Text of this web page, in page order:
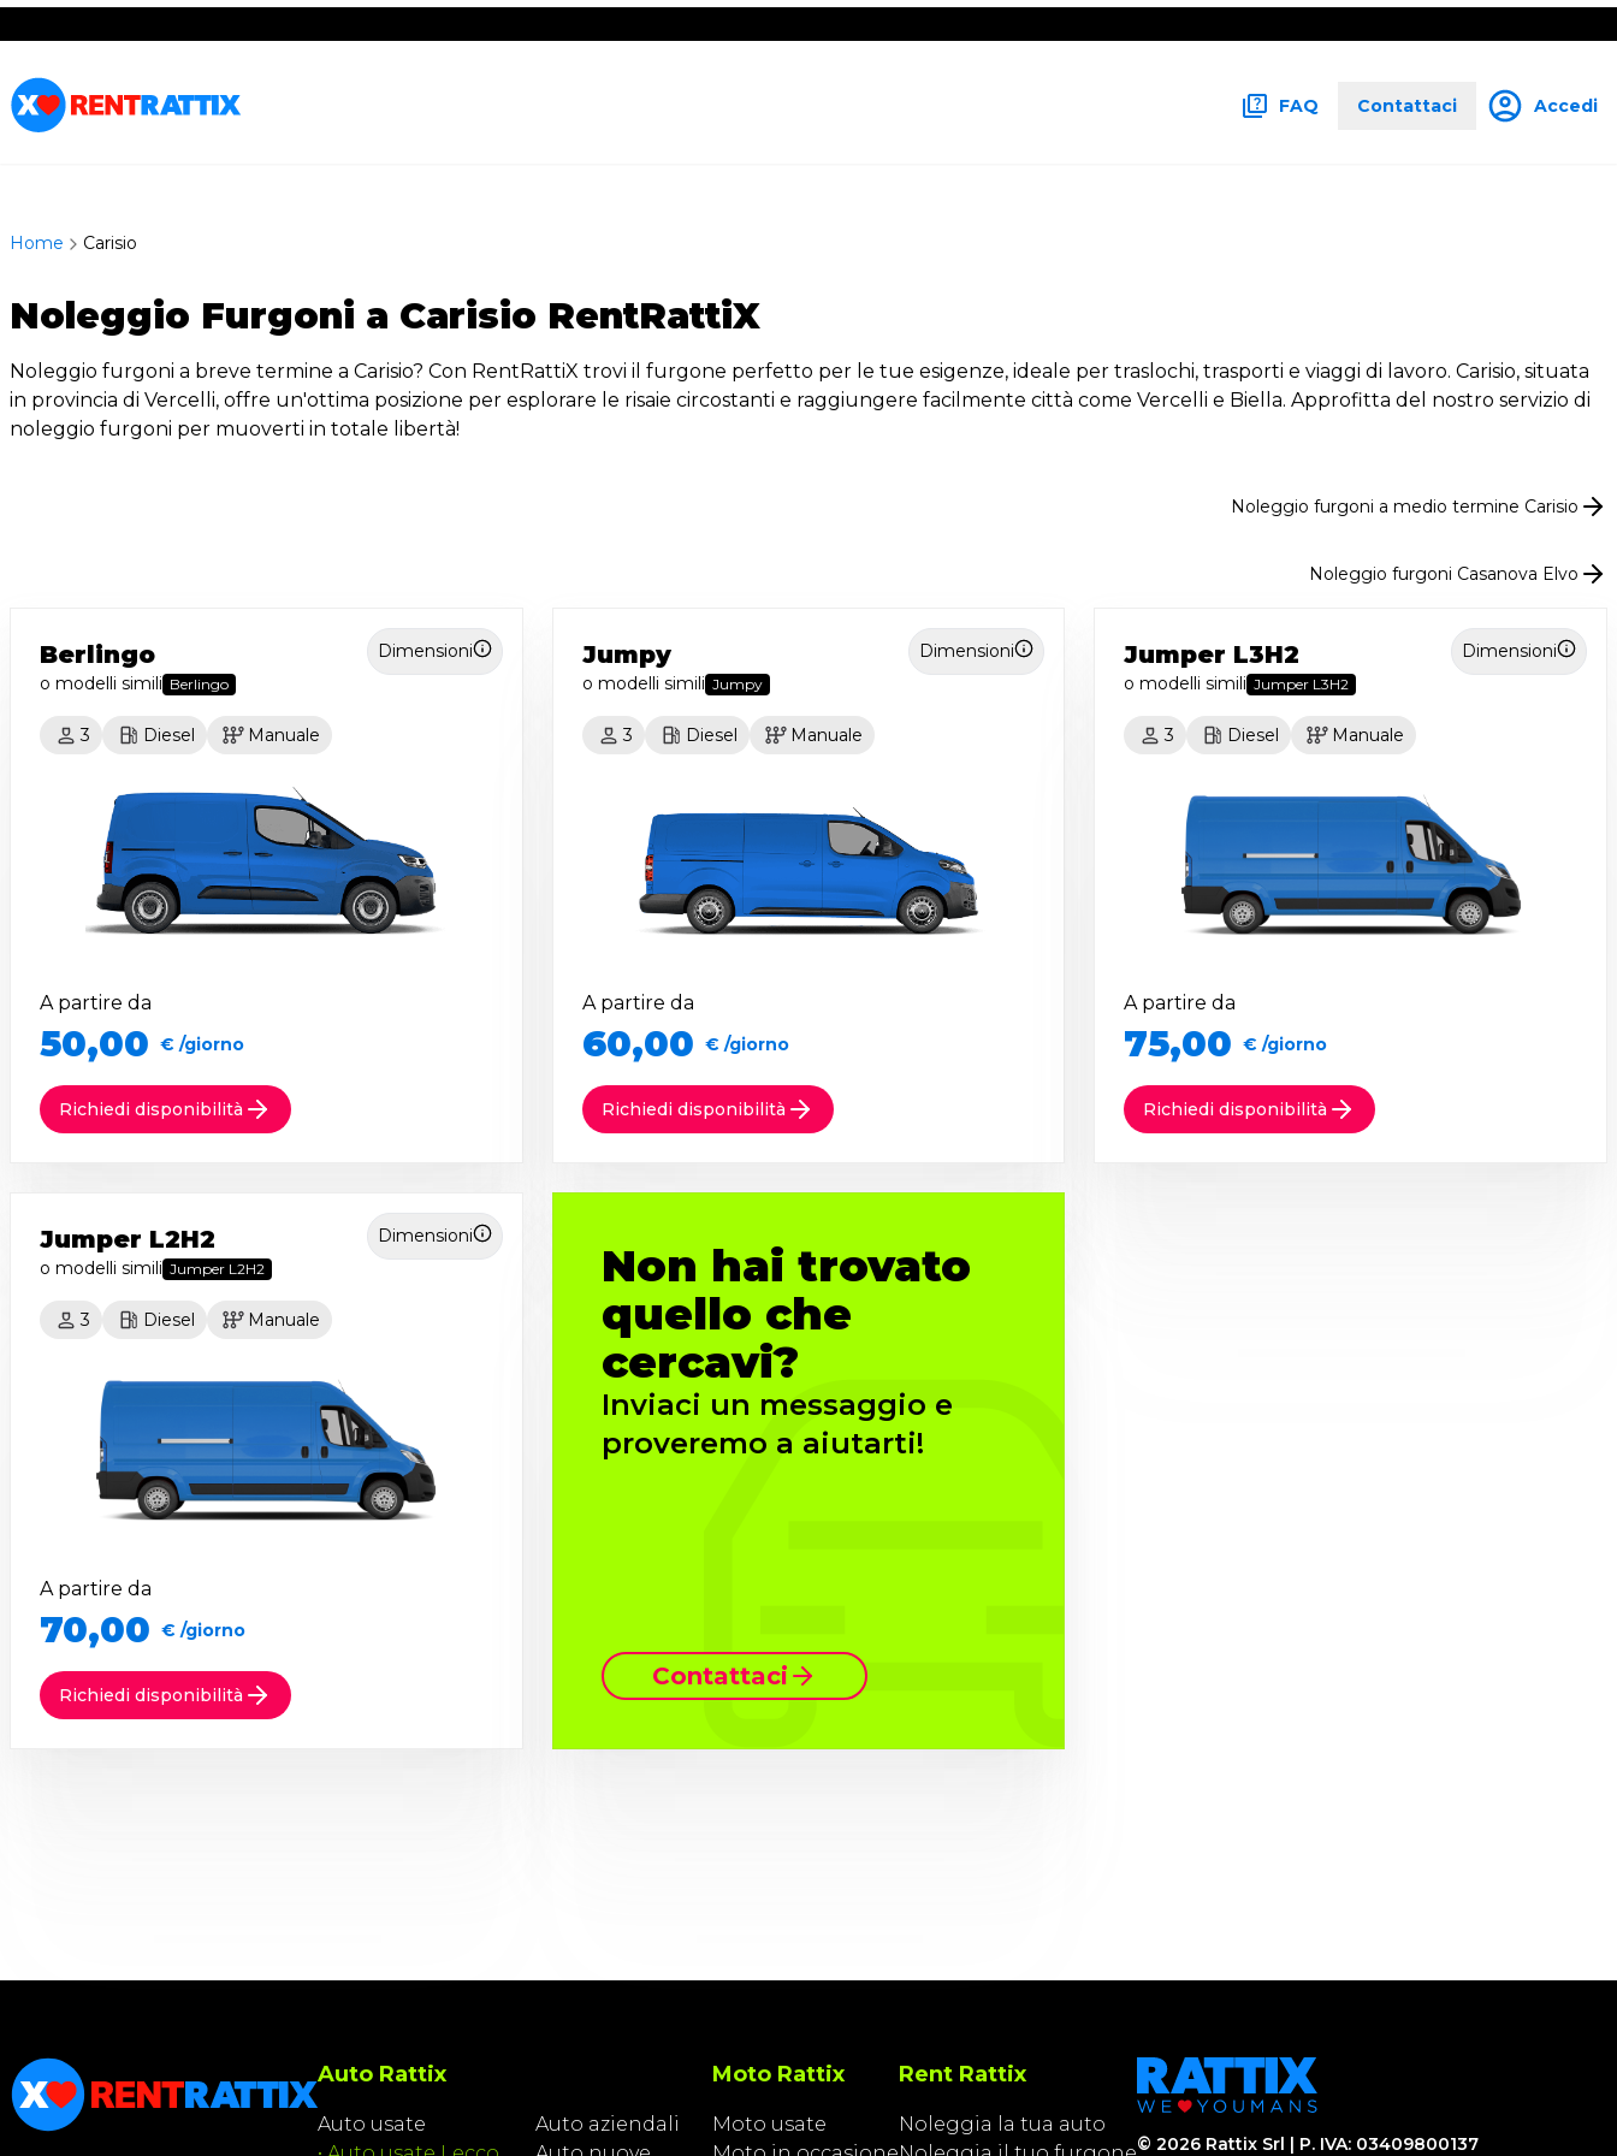
RentRattix
FAQ Contattaci Accedi
Home Carisio
Noleggio Furgoni a Carisio RentRattiX
Noleggio furgoni a breve termine a Carisio? Con RentRattiX trovi il furgone perfetto per le tue esigenze, ideale per traslochi, trasporti e viaggi di lavoro. Carisio, situata
in provincia di Vercelli, offre un'ottima posizione per esplorare le risaie circostanti e raggiungere facilmente città come Vercelli e Biella. Approfitta del nostro servizio di
noleggio furgoni per muoverti in totale libertà!
Noleggio furgoni a medio termine Carisio
Noleggio furgoni Casanova Elvo
Dimensioni
Berlingo
o modelli simili Berlingo
3 Diesel Manuale
A partire da
50,00 € /giorno
Richiedi disponibilità
Dimensioni
Jumpy
o modelli simili Jumpy
3 Diesel Manuale
A partire da
60,00 € /giorno
Richiedi disponibilità
Dimensioni
Jumper L3H2
o modelli simili Jumper L3H2
3 Diesel Manuale
A partire da
75,00€ /giorno
Richiedi disponibilità
Dimensioni
Jumper L2H2
o modelli simili Jumper L2H2
3 Diesel Manuale
A partire da
70,00 € /giorno
Richiedi disponibilità
Non hai trovato
quello che
cercavi?
Inviaci un messaggio e
proveremo a aiutarti!
Contattaci
Auto Rattix
Auto usate
Auto aziendali
Moto Rattix
Moto usate
Rent Rattix
Noleggia la tua auto
© 2026 Rattix Srl | P. IVA: 03409800137